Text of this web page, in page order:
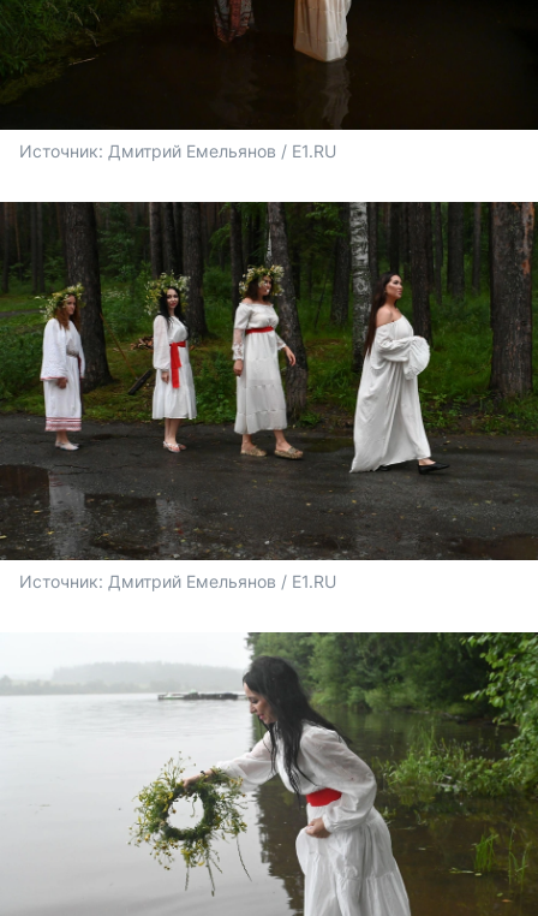
Источник: Дмитрий Емельянов / E1.RU
Источник: Дмитрий Емельянов / E1.RU